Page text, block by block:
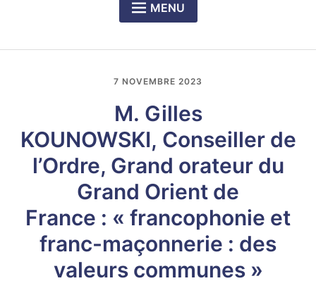
MENU
child
LE PRIX RICHELIEU SENGHOR
7 NOVEMBRE 2023
M. Gilles
KOUNOWSKI, Conseiller de
l’Ordre, Grand orateur du
Grand Orient de
France : « francophonie et
franc-maçonnerie : des
valeurs communes »